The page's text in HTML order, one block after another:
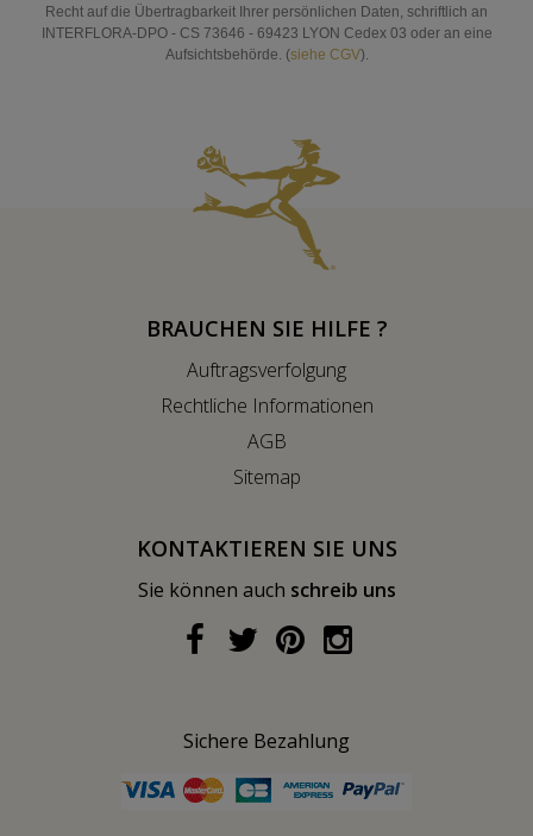
Recht auf die Übertragbarkeit Ihrer persönlichen Daten, schriftlich an
INTERFLORA-DPO - CS 73646 - 69423 LYON Cedex 03 oder an eine
Aufsichtsbehörde. (siehe CGV).
BRAUCHEN SIE HILFE ?
Auftragsverfolgung
Rechtliche Informationen
AGB
Sitemap
KONTAKTIEREN SIE UNS
Sie können auch schreib uns
Sichere Bezahlung